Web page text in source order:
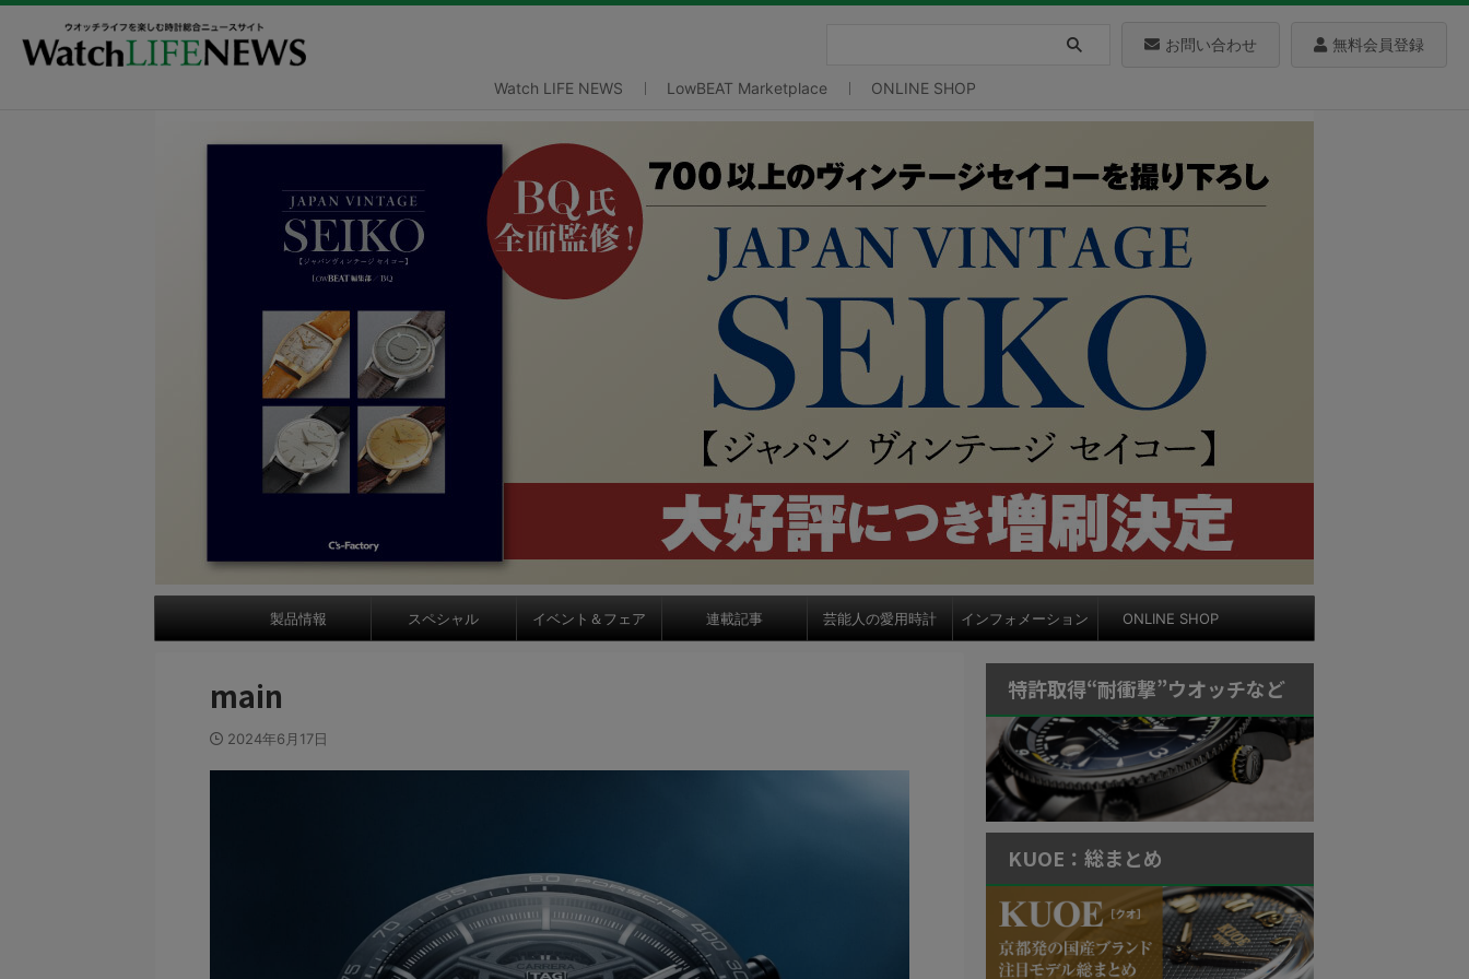
お問い合わせ 無料会員登録
Watch LIFE NEWS LowBEAT Marketplace ONLINE SHOP
製品情報 スペシャル イベント＆フェア 連載記事 芸能人の愛用時計 インフォメーション ONLINE SHOP
main
2024年6月17日
特許取得“耐衝撃”ウオッチなど
KUOE：総まとめ